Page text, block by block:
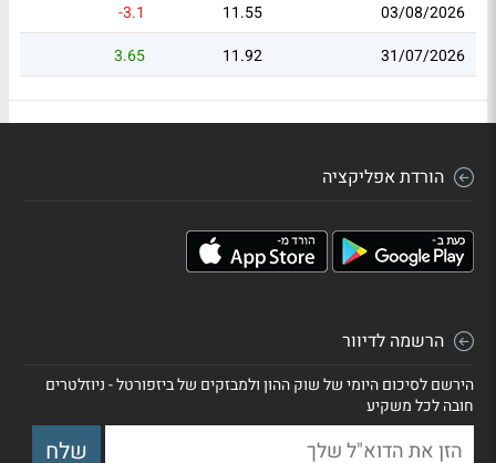
03/08/2026
11.55
-3.1
31/07/2026
11.92
3.65
הורדת אפליקציה
הרשמה לדיוור
הירשם לסיכום היומי של שוק ההון ולמבזקים של ביזפורטל - ניוזלטרים
חובה לכל משקיע